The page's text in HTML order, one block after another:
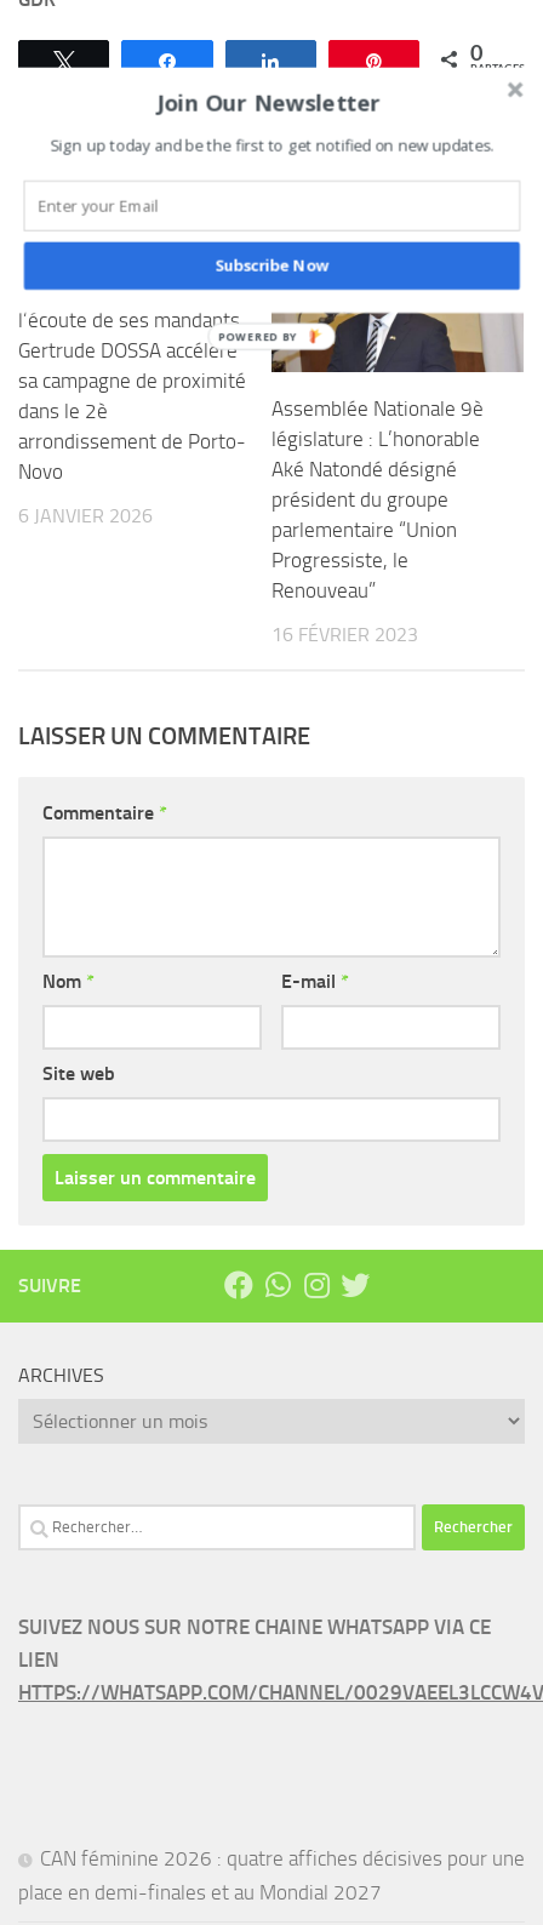
Épingle 0
PARTAGES
VOUS AIMEREZ AUSSI...
Communales 2026 : à
l’écoute de ses mandants,
Gertrude DOSSA accélère
sa campagne de proximité
dans le 2è
arrondissement de Porto-
Novo
6 JANVIER 2026
Assemblée Nationale 9è
législature : L’honorable
Aké Natondé désigné
président du groupe
parlementaire “Union
Progressiste, le
Renouveau”
16 FÉVRIER 2023
LAISSER UN COMMENTAIRE
Commentaire *
Nom * E-mail *
Site web
SUIVRE
ARCHIVES
Archives
Rechercher :
SUIVEZ NOUS SUR NOTRE CHAINE WHATSAPP VIA CE
LIEN
HTTPS://WHATSAPP.COM/CHANNEL/
CAN féminine 2026 : quatre affiches décisives pour une
place en demi-finales et au Mondial 2027
Join Our Newsletter
Sign up today and be the first to get notified on new updates.
Subscribe Now